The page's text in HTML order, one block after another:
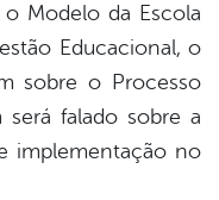
Modelo da Escola
Educacional, o
sobre o Processo
será falado sobre a
implementação no